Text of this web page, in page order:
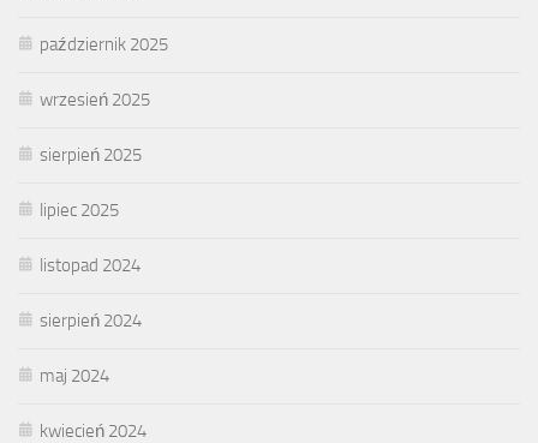
październik 2025
wrzesień 2025
sierpień 2025
lipiec 2025
listopad 2024
sierpień 2024
maj 2024
kwiecień 2024